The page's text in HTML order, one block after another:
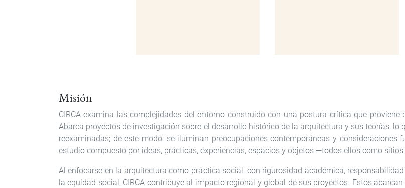
Misión
CIRCA examina las complejidades del entorno construido con una postura crítica que
Abarca proyectos de investigación sobre el desarrollo histórico de la arquitectura y sus teorías,
reexaminadas; de este modo, se iluminan preocupaciones contemporáneas y
estudio compuesto por ideas, prácticas, experiencias, espacios y objetos —todos ellos como
Al enfocarse en la arquitectura como práctica social, con rigurosidad académica,
la equidad social, CIRCA contribuye al impacto regional y global de sus proyectos. Estos